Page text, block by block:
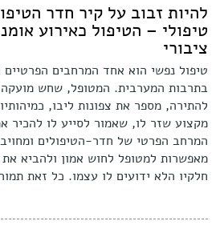
להיות זבוב על קיר חדר
טיפולי – הטיפול כאירוע
ציבורי
טיפול נפשי הוא אחד המרחבים הפרטיים
בתרבות המערבית. המטופל, שחש מועקה
להתירה, מספר את צפונות ליבו,
מקצוע שזר לו, שאמור לסייע לו להכיר
המרחב הפרטי של חדר-הטיפולים
מאפשרות למטופל לחוש אמון ולהביא
חלקיו הלא ידועים לו עצמו. כל זאת